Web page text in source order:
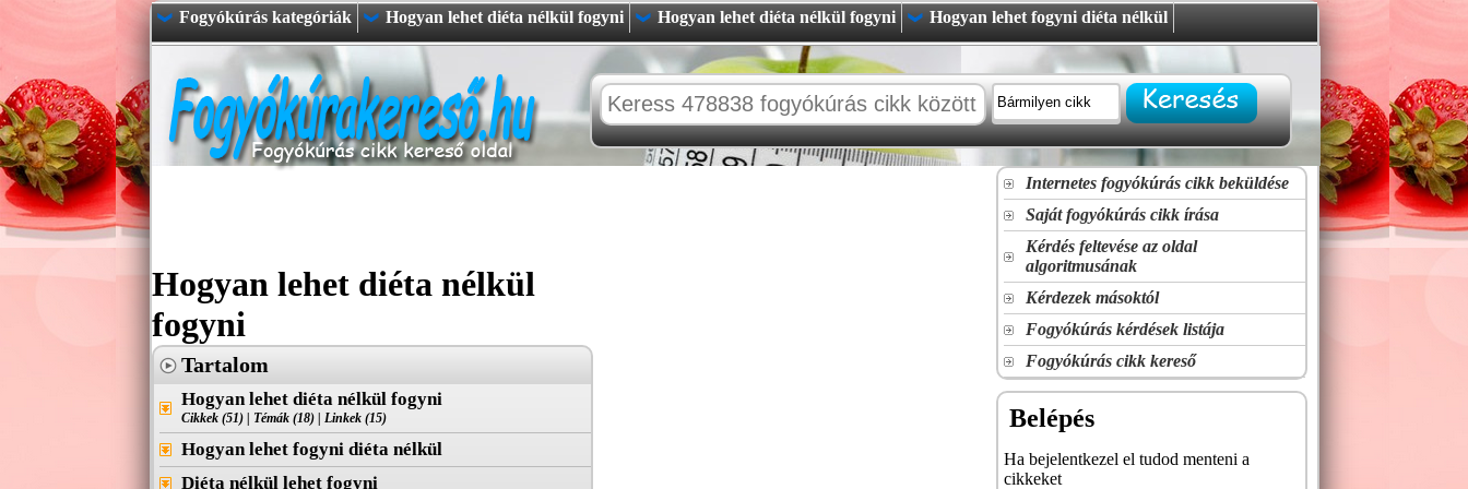
Fogyókúrás kategóriák Hogyan lehet diéta nélkül fogyni Hogyan lehet diéta nélkül fogyni Hogyan lehet fogyni diéta nélkül
Hogyan lehet diéta nélkül
fogyni
Tartalom
Hogyan lehet diéta nélkül fogyni
Cikkek (51)| Témák (18)| Linkek (15)
Hogyan lehet fogyni diéta nélkül
Diéta nélkül lehet fogyni
Internetes fogyókúrás cikk beküldése
Saját fogyókúrás cikk írása
Kérdés feltevése az oldal
algoritmusának
Kérdezek másoktól
Fogyókúrás kérdések listája
Fogyókúrás cikk kereső
Belépés
Ha bejelentkezel el tudod menteni a
cikkeket